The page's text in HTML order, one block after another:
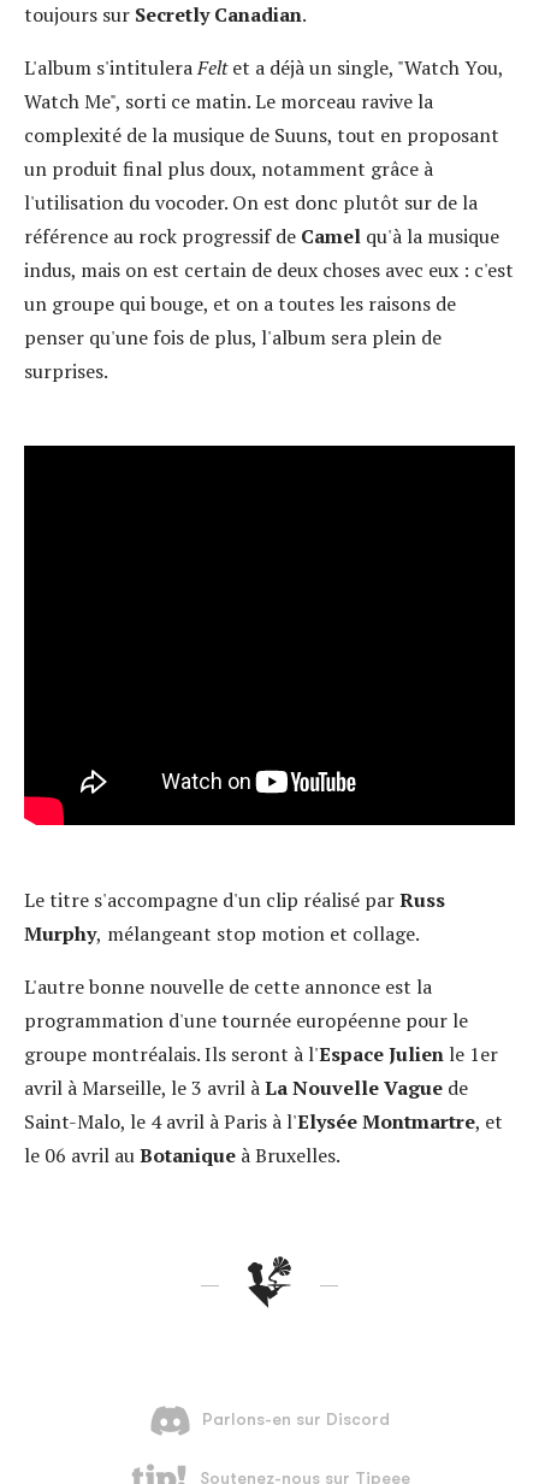
toujours sur Secretly Canadian.
L'album s'intituleraFeltet a déjà un single, "Watch You,
Watch Me", sorti ce matin. Le morceau ravive la
complexité de la musique de Suuns, tout en proposant
un produit final plus doux, notamment grâce à
l'utilisation du vocoder. On est donc plutôt sur de la
référence au rock progressif de Camel qu'à la musique
indus, mais on est certain de deux choses avec eux : c'est
un groupe qui bouge, et on a toutes les raisons de
penser qu'une fois de plus, l'album sera plein de
surprises.
Le titre s'accompagne d'un clip réalisé parRuss
Murphy, mélangeant stop motion et collage.
L'autre bonne nouvelle de cette annonce est la
programmation d'une tournée européenne pour le
groupe montréalais. Ils seront à l'Espace Julien le 1er
avril à Marseille, le 3 avril àLa Nouvelle Vague de
Saint-Malo, le 4 avril à Paris à l'Elysée Montmartre, et
le 06 avril auBotanique à Bruxelles.